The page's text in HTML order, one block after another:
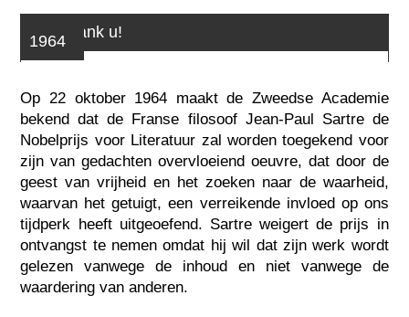
Nee, dank u!
1964
Op 22 oktober 1964 maakt de Zweedse Academie
bekend dat de Franse filosoof Jean-Paul Sartre de
Nobelprijs voor Literatuur zal worden toegekend voor
zijn van gedachten overvloeiend oeuvre, dat door de
geest van vrijheid en het zoeken naar de waarheid,
waarvan het getuigt, een verreikende invloed op ons
tijdperk heeft uitgeoefend. Sartre weigert de prijs in
ontvangst te nemen omdat hij wil dat zijn werk wordt
gelezen vanwege de inhoud en niet vanwege de
waardering van anderen.